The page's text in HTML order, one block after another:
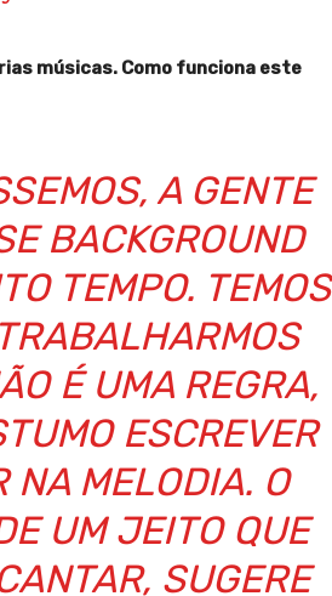
músicas. Como funciona este
A GENTE
BACKGROUND
TEMPO. TEMOS
É UMA REGRA,
ESCREVER
NA MELODIA. O
UM JEITO QUE
SUGERE